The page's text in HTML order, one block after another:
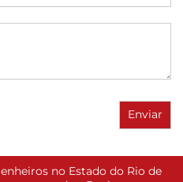
no Estado do Rio de